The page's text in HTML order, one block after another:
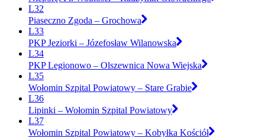
L32
Piaseczno Zgoda – Grochowa
L33
PKP Jeziorki – Józefosław Wilanowska
L34
PKP Legionowo – Olszewnica Nowa Wiejska
L35
Wołomin Szpital Powiatowy – Stare Grabie
L36
Lipinki – Wołomin Szpital Powiatowy
L37
Wołomin Szpital Powiatowy – Kobyłka Kościół